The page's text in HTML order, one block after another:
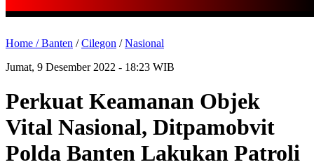
Home /Banten /Cilegon /Nasional
Jumat, 9 Desember 2022 - 18:23 WIB
Perkuat Keamanan Objek
Vital Nasional, Ditpamobvit
Polda Banten Lakukan Patroli